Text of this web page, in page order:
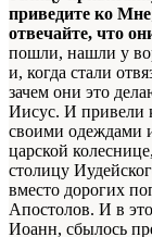
приведите ко
отвечайте, что
пошли, нашли у
и, когда стали
зачем они это
Иисус. И привели
своими одеждами
царской
столицу
вместо дорогих
Апостолов. И в
Иоанн, сбылось